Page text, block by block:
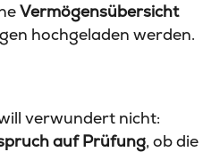
Vermögensübersicht
hochgeladen werden.
verwundert nicht:
auf Prüfung, ob die